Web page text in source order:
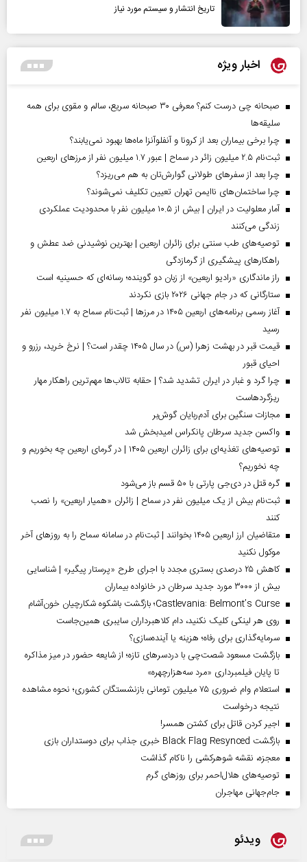
تاریخ انتشار و سیستم مورد نیاز
اخبار ویژه
صبحانه چی درست کنم؟ معرفی ۳۰ صبحانه سریع، سالم و مقوی برای همه
سلیقه‌ها
چرا برخی بیماران بعد از کرونا و آنفلوآنزا ماه‌ها بهبود نمی‌یابند؟
ثبت‌نام ۲.۵ میلیون زائر در سماح | عبور ۱.۷ میلیون نفر از مرز‌های اربعین
چرا بعد از سفرهای طولانی گوارش‌تان به هم می‌ریزد؟
چرا ساختمان‌های ناایمن تهران تعیین تکلیف نمی‌شوند؟
آمار معلولیت در ایران | بیش از ۱۰.۵ میلیون نفر با محدودیت عملکردی
زندگی می‌کنند
توصیه‌های طب سنتی برای زائران اربعین | بهترین نوشیدنی ضد عطش و
راهکارهای پیشگیری از گرمازدگی
راز ماندگاری «رادیو اربعین» از زبان دو گوینده؛ رسانه‌ای که حسینیه است
ستارگانی که در جام جهانی ۲۰۲۶ بازی نکردند
آغاز رسمی برنامه‌های اربعین ۱۴۰۵ در مرز‌ها | ثبت‌نام سماح به ۱.۷ میلیون نفر
رسید
قیمت قبر در بهشت زهرا (س) در سال ۱۴۰۵ چقدر است؟ | نرخ خرید، رزرو و
احیای قبور
چرا گرد و غبار در ایران تشدید شد؟ | حقابه تالاب‌ها مهم‌ترین راهکار مهار
ریزگردهاست
مجازات سنگین برای آدم‌ربایان گوش‌بر
واکسن جدید سرطان پانکراس امیدبخش شد
توصیه‌های تغذیه‌ای برای زائران اربعین ۱۴۰۵ | در گرمای اربعین چه بخوریم و
چه نخوریم؟
گره قتل در دی‌جی پارتی با ۵۰ قسم باز می‌شود
ثبت‌نام بیش از یک میلیون نفر در سماح | زائران «همیار اربعین» را نصب
کنند
متقاضیان ارز اربعین ۱۴۰۵ بخوانند | ثبت‌نام در سامانه سماح را به روز‌های آخر
موکول نکنید
کاهش ۲۵ درصدی بستری مجدد با اجرای طرح «پرستار پیگیر» | شناسایی
بیش از ۳۰۰۰ مورد جدید سرطان در خانواده بیماران
Castlevania: Belmont’s Curse؛ بازگشت باشکوه شکارچیان خون‌آشام
روی هر لینکی کلیک نکنید، دام کلاهبرداران سایبری همین‌جاست
سرمایه‌گذاری برای رفاه؛ هزینه یا آینده‌سازی؟
بازگشت مسعود شصت‌چی با دردسر‌های تازه؛ از شایعه حضور در میز مذاکره
تا پایان فیلمبرداری «مرد سه‌هزارچهره»
استعلام وام ضروری ۷۵ میلیون تومانی بازنشستگان کشوری؛ نحوه مشاهده
نتیجه درخواست
اجیر کردن قاتل برای کشتن همسر!
بازگشت Black Flag Resynced خبری جذاب برای دوستداران بازی
معجزه، نقشه شوهرکشی را ناکام گذاشت
توصیه‌های هلال‌احمر برای روز‌های گرم
جام‌جهانی مهاجران
ویدئو